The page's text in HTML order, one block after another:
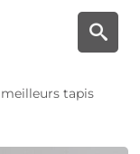
meilleurs tapis